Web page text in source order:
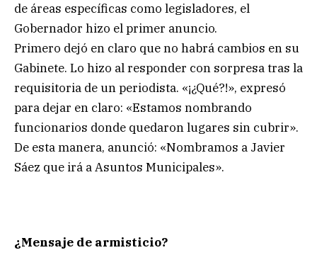
de áreas específicas como legisladores, el
Gobernador hizo el primer anuncio.
Primero dejó en claro que no habrá cambios en su
Gabinete. Lo hizo al responder con sorpresa tras la
requisitoria de un periodista. «¡¿Qué?!», expresó
para dejar en claro: «Estamos nombrando
funcionarios donde quedaron lugares sin cubrir».
De esta manera, anunció: «Nombramos a Javier
Sáez que irá a Asuntos Municipales».
¿Mensaje de armisticio?